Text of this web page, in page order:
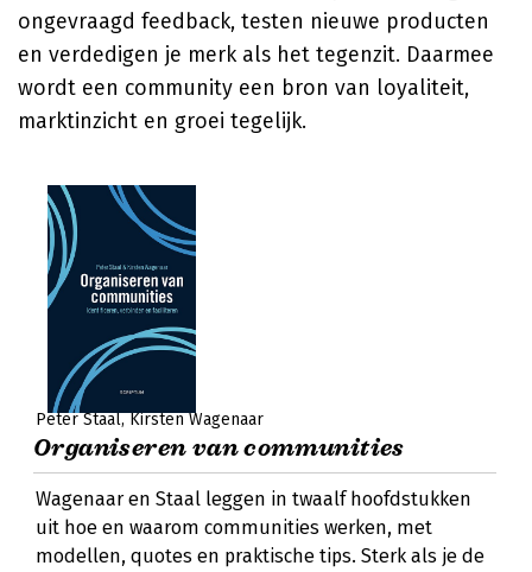
ongevraagd feedback, testen nieuwe producten
en verdedigen je merk als het tegenzit. Daarmee
wordt een community een bron van loyaliteit,
marktinzicht en groei tegelijk.
Peter Staal Kirsten Wagenaar
Organiseren van communities
Wagenaar en Staal leggen in twaalf hoofdstukken
uit hoe en waarom communities werken, met
modellen, quotes en praktische tips. Sterk als je de